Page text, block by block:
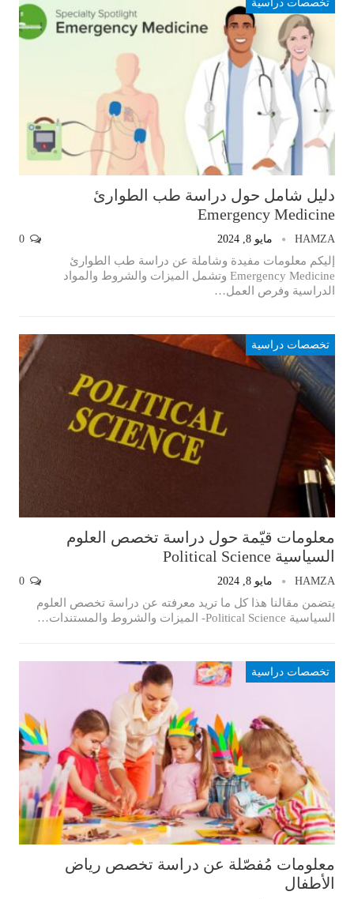
تخصصات دراسية
دليل شامل حول دراسة طب الطوارئ
Emergency Medicine
HAMZA مايو 8, 2024
إليكم معلومات مفيدة وشاملة عن دراسة طب الطوارئ
Emergency Medicine وتشمل الميزات والشروط والمواد
الدراسية وفرص العمل…
تخصصات دراسية
معلومات قيّمة حول دراسة تخصص العلوم
السياسية Political Science
HAMZA مايو 8, 2024
يتضمن مقالنا هذا كل ما تريد معرفته عن دراسة تخصص العلوم
السياسية Political Science- الميزات والشروط والمستندات…
تخصصات دراسية
معلومات مُفصّلة عن دراسة تخصص رياض
الأطفال